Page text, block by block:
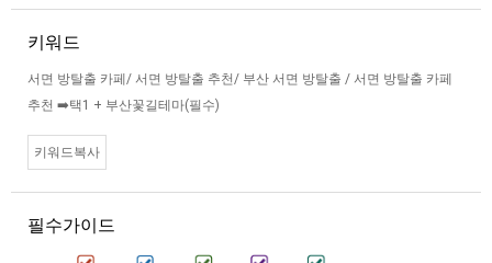
키워드
서면 방탈출 카페/ 서면 방탈출 추천/ 부산 서면 방탈출 / 서면 방탈출 카페
추천 ➡️택1 + 부산꽃길테마(필수)
키워드복사
필수가이드